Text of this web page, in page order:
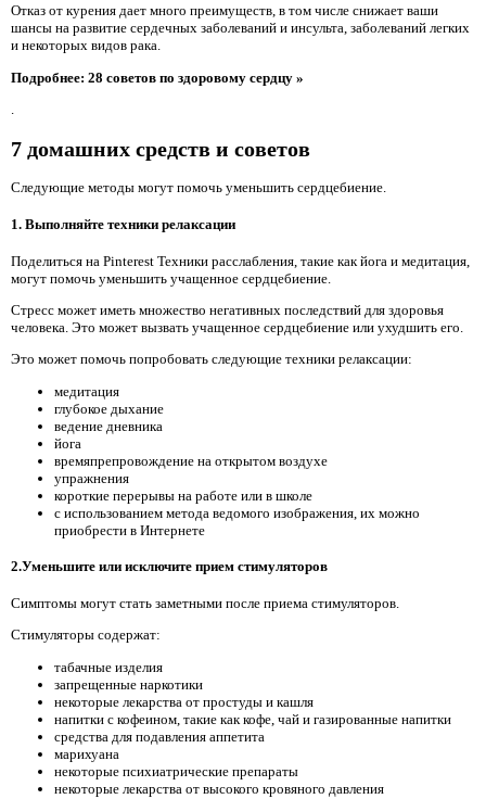
Отказ от курения дает много преимуществ, в том числе снижает ваши
шансы на развитие сердечных заболеваний и инсульта, заболеваний легких
и некоторых видов рака.
Подробнее: 28 советов по здоровому сердцу »
.
7 домашних средств и советов
Следующие методы могут помочь уменьшить сердцебиение.
1. Выполняйте техники релаксации
Поделиться на Pinterest Техники расслабления, такие как йога и медитация,
могут помочь уменьшить учащенное сердцебиение.
Стресс может иметь множество негативных последствий для здоровья
человека. Это может вызвать учащенное сердцебиение или ухудшить его.
Это может помочь попробовать следующие техники релаксации:
медитация
глубокое дыхание
ведение дневника
йога
времяпрепровождение на открытом воздухе
упражнения
короткие перерывы на работе или в школе
с использованием метода ведомого изображения, их можно
приобрести в Интернете
2.Уменьшите или исключите прием стимуляторов
Симптомы могут стать заметными после приема стимуляторов.
Стимуляторы содержат:
табачные изделия
запрещенные наркотики
некоторые лекарства от простуды и кашля
напитки с кофеином, такие как кофе, чай и газированные напитки
средства для подавления аппетита
марихуана
некоторые психиатрические препараты
некоторые лекарства от высокого кровяного давления